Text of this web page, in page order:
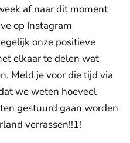
af naar dit moment
op Instagram
onze positieve
elkaar te delen wat
Meld je voor die tijd via
we weten hoeveel
gestuurd gaan worden
verrassen!!1!